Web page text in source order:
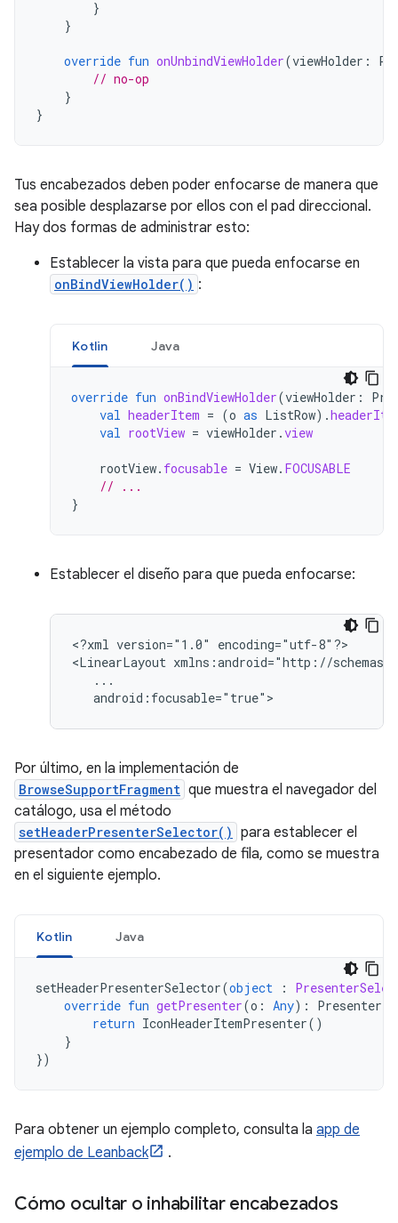
}
}
override fun onUnbindViewHolder(viewHolder :
// no-op
}
}
Tus encabezados deben poder enfocarse de manera que
sea posible desplazarse por ellos con el pad direccional.
Hay dos formas de administrar esto:
Establecer la vista para que pueda enfocarse en
onBindViewHolder() :
Kotlin Java
override fun onBindViewHolder(viewHolder :
val headerItem = (o as ListRow).
val rootView = viewHolder .view
rootView. focusable = View. FOCUSABLE
// ...
}
Establecer el diseño para que pueda enfocarse:
<?xml version="1.0"
encoding="utf-8"?>
<LinearLayout
android:focusable="true">
Por último, en la implementación de
BrowseSupportFragment que muestra el navegador del
catálogo, usa el método
setHeaderPresenterSelector() para establecer el
presentador como encabezado de fila, como se muestra
en el siguiente ejemplo.
Kotlin Java
setHeaderPresenterSelector(object :
override fun getPresenter(o : Any): Presenter
return IconHeaderItemPresenter()
}
})
Para obtener un ejemplo completo, consulta la app de
ejemplo de Leanback
.
Cómo ocultar o inhabilitar encabezados